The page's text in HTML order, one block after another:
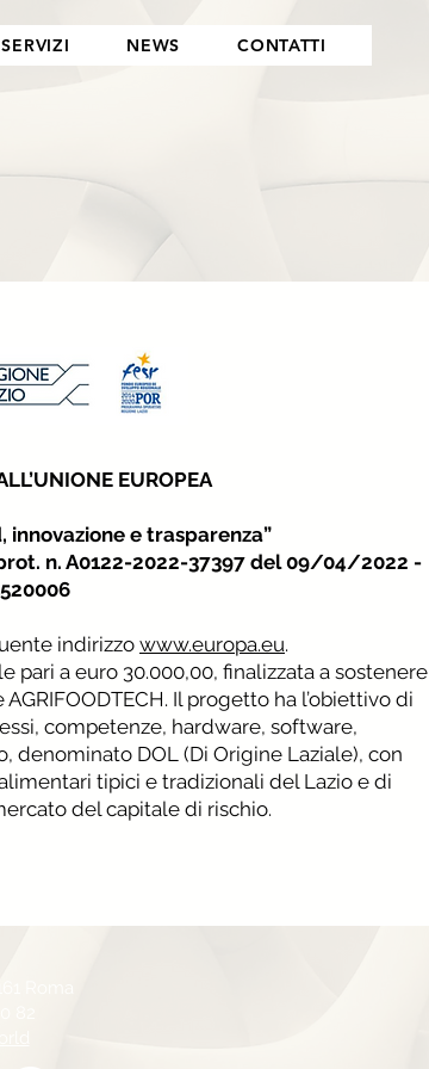
SERVIZI NEWS CONTATTI
EUROPEA
innovazione e trasparenza”
n. A0122-2022-37397 del 09/04/2022 -
indirizzo www.europa.eu.
pari a euro 30.000,00, finalizzata a sostenere
Il progetto ha l’obiettivo di
competenze, hardware, software,
denominato DOL (Di Origine Laziale), con
tipici e tradizionali del Lazio e di
del capitale di rischio.
Roma
82